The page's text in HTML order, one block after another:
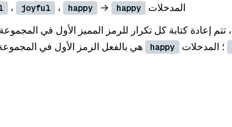
المدخلات
happy
→
happy ، joyful ،
، تتم إعادة كتابة كل تكرار للرمز المميز الأول في
؛ المدخلات happy هي بالفعل الرمز الأول في